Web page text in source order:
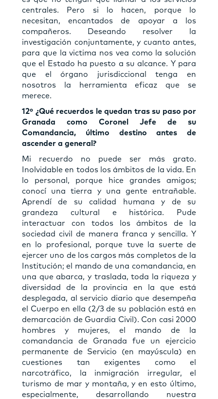
centrales. Pero si lo hacen, porque lo
necesitan, encantados de apoyar a los
compañeros. Deseando resolver la
investigación conjuntamente, y cuanto antes,
para que la victima nos vea como la solución
que el Estado ha puesto a su alcance. Y para
que el órgano jurisdiccional tenga en
nosotros la herramienta eficaz que se
merece.
12º ¿Qué recuerdos le quedan tras su paso por
Granada como Coronel Jefe de su
Comandancia, último destino antes de
ascender a general?
Mi recuerdo no puede ser más grato.
Inolvidable en todos los ámbitos de la vida. En
lo personal, porque hice grandes amigos;
conocí una tierra y una gente entrañable.
Aprendí de su calidad humana y de su
grandeza cultural e histórica. Pude
interactuar con todos los ámbitos de la
sociedad civil de manera franca y sencilla. Y
en lo profesional, porque tuve la suerte de
ejercer uno de los cargos más completos de la
Institución; el mando de una comandancia, en
una que abarca, y traslada, toda la riqueza y
diversidad de la provincia en la que está
desplegada, al servicio diario que desempeña
el Cuerpo en ella (2/3 de su población está en
demarcación de Guardia Civil). Con casi 2000
hombres y mujeres, el mando de la
comandancia de Granada fue un ejercicio
permanente de Servicio (en mayúscula) en
cuestiones tan exigentes como el
narcotráfico, la inmigración irregular, el
turismo de mar y montaña, y en esto último,
especialmente, desarrollando nuestra